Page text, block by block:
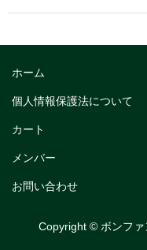
トリフルガナッシュ
トリフルガナッシュ
生チョコケーキ18cm
ホーム
個人情報保護法について
カート
メンバー
お問い合わせ
Copyright © ボンフ